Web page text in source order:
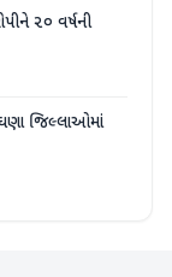
૨૦ વર્ષની
જિલ્લાઓમાં